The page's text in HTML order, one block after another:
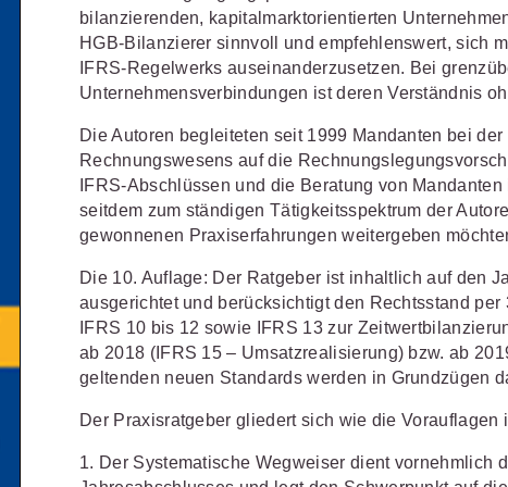
Fachgebiete
Finden Sie Lösungen und Inhalte, die zu Ihrem
Arbeitsrecht
Außenwirtschaftsrecht
Bankrecht
Compliance
Datenschutzrecht
Erbrecht
Familienrecht
Handels- und
Insolvenzrecht
Notare
Öffentliches
Öffentliches
Sozialrecht
Steuerrecht
Strafrecht
Verkehrsrecht
JURIS BUSINESS
Praxisnah und intuitiv: Schutz vor
Institutionen und Steuerberater.
mehr erfahren
allen
5866-4466(Mo-Do 9-18 Uhr, Fr 9-17
Produktberater für eine erste
Öffentliche Verwaltung
Vereine und Verbände
Unternehmen
Referendariat
Studium und Hochschule
Schulungen und Termine
WEITERE SERVICES
FAQ
Downloads
Veranstaltungen
juris PraxisReporte
0681 5866-4422(Mo-Fr 8-18 Uhr).
bilanzierenden, kapitalmarktorientierten
HGB-Bilanzierer sinnvoll und empfehlenswert, sich
IFRS-Regelwerks auseinanderzusetzen. Bei
Unternehmensverbindungen ist deren Verständnis
Die Autoren begleiteten seit 1999 Mandanten bei
Rechnungswesens auf die
IFRS-Abschlüssen und die Beratung von
seitdem zum ständigen Tätigkeitsspektrum der
gewonnenen Praxiserfahrungen weitergeben
Die 10. Auflage: Der Ratgeber ist inhaltlich auf den
ausgerichtet und berücksichtigt den Rechtsstand per
IFRS 10 bis 12 sowie IFRS 13 zur
ab 2018 (IFRS 15 – Umsatzrealisierung) bzw. ab
geltenden neuen Standards werden in Grundzügen
Der Praxisratgeber gliedert sich wie die Vorauflagen
1. Der Systematische Wegweiser dient vornehmlich